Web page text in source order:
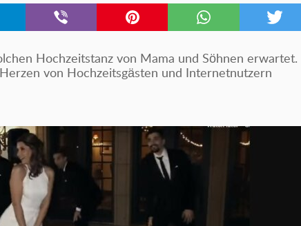
Hochzeitstanz von Mama und Söhnen erwartet.
von Hochzeitsgästen und Internetnutzern